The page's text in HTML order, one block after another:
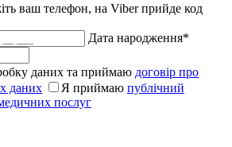
ваш телефон, на Viber прийде код
Дата народження*
даних та приймаю договір про
даних
Я приймаю публічний
послуг